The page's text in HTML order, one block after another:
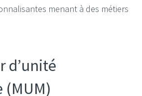
menant à des métiers
d’unité
(MUM)